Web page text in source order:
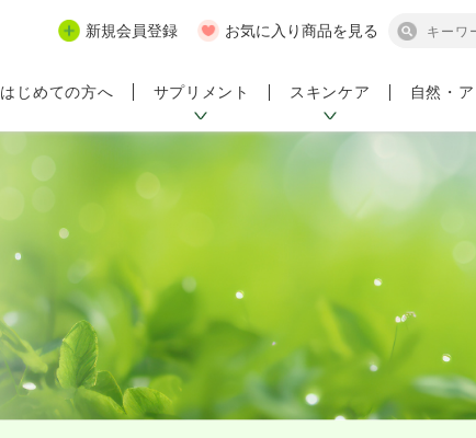
新規会員登録 お気に入り商品を見る
はじめての方へ サプリメント スキンケア 自然・